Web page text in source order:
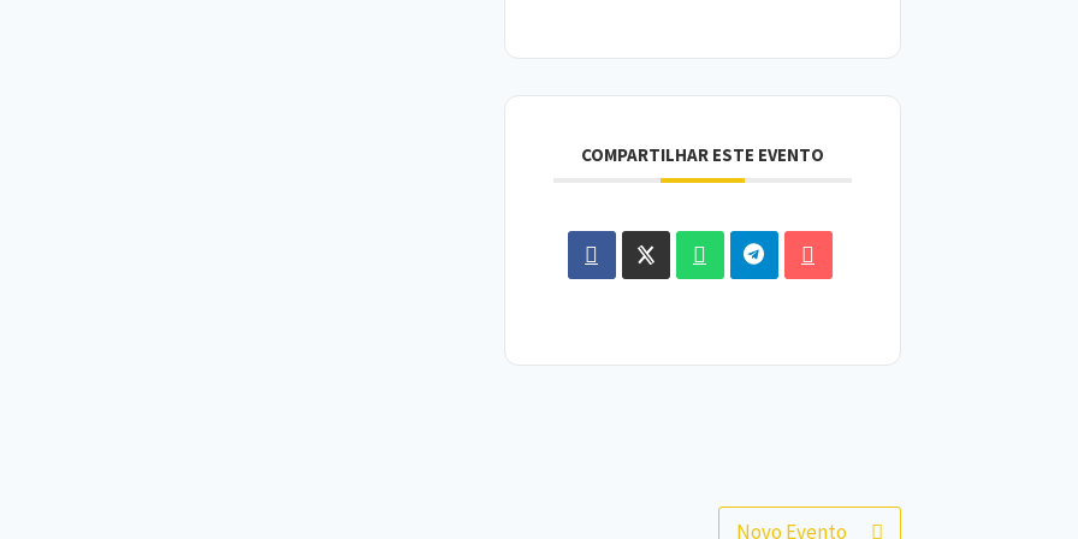
COMPARTILHAR ESTE EVENTO
Novo Evento